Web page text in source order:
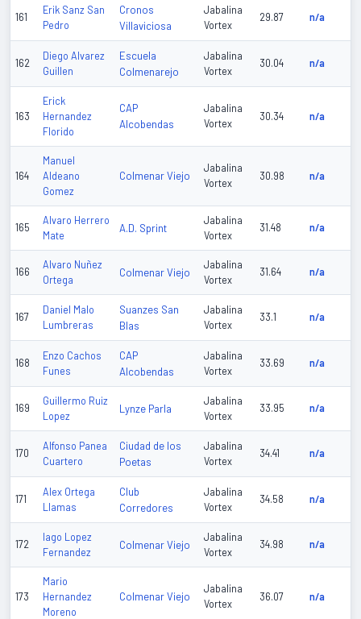
161
Erik Sanz San
Pedro
Cronos
Villaviciosa
Jabalina
Vortex
29.87 n/a
162
Diego Alvarez
Guillen
Escuela
Colmenarejo
Jabalina
Vortex
30.04 n/a
163
Erick
Hernandez
Florido
CAP
Alcobendas
Jabalina
Vortex
30.34 n/a
164
Manuel
Aldeano
Gomez
Colmenar Viejo
Jabalina
Vortex
30.98 n/a
165
Alvaro Herrero
Mate
A.D. Sprint
Jabalina
Vortex
31.48 n/a
166
Alvaro Nuñez
Ortega
Colmenar Viejo
Jabalina
Vortex
31.64 n/a
167
Daniel Malo
Lumbreras
Suanzes San
Blas
Jabalina
Vortex
33.1 n/a
168
Enzo Cachos
Funes
CAP
Alcobendas
Jabalina
Vortex
33.69 n/a
169
Guillermo Ruiz
Lopez
Lynze Parla
Jabalina
Vortex
33.95 n/a
170
Alfonso Panea
Cuartero
Ciudad de los
Poetas
Jabalina
Vortex
34.41 n/a
171
Alex Ortega
Llamas
Club
Corredores
Jabalina
Vortex
34.58 n/a
172
Iago Lopez
Fernandez
Colmenar Viejo
Jabalina
Vortex
34.98 n/a
173
Mario
Hernandez
Moreno
Colmenar Viejo
Jabalina
Vortex
36.07 n/a